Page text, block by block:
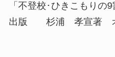
「不登校･ひきこもり
出版 杉浦 孝宣著